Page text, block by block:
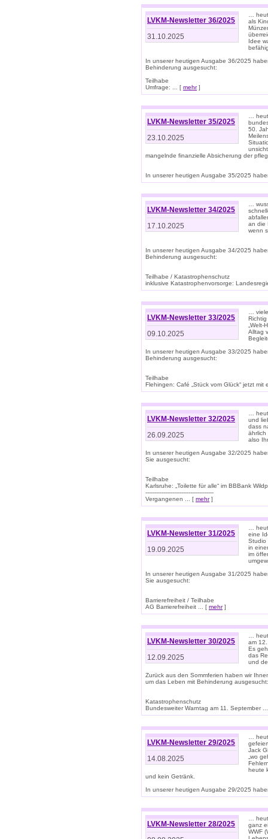
LVKM-Newsletter 36/2025
31.10.2025
…
als
Idee
In unserer heutigen Ausgabe 36/2025
Behinderung ausgesucht:
Teilhabe
Umfrage: ... [ mehr]
LVKM-Newsletter 35/2025
23.10.2025
…
50.
mangelnde finanzielle Absicherung der
In unserer heutigen Ausgabe 35/2025
LVKM-Newsletter 34/2025
17.10.2025
…
an die
wenn
In unserer heutigen Ausgabe 34/2025
Behinderung ausgesucht:
Teilhabe / Katastrophenschutz
inklusive Katastrophenvorsorge:
LVKM-Newsletter 33/2025
09.10.2025
…
Alltag
In unserer heutigen Ausgabe 33/2025
Behinderung ausgesucht:
Teilhabe
Flehingen: Café „Stück vom Glück“ jetzt mit
LVKM-Newsletter 32/2025
26.09.2025
…
und
dass
ährlich
also
In unserer heutigen Ausgabe 32/2025
Sie ausgesucht:
Teilhabe
Karlsruhe: „Toilette für alle“ im BBBank
--------------------------------------
Vergangenen ... [ mehr]
LVKM-Newsletter 31/2025
19.09.2025
…
eine
Studio
in
im
In unserer heutigen Ausgabe 31/2025
Sie ausgesucht:
Barrierefreiheit / Teilhabe
AG Barrierefreiheit ... [ mehr]
LVKM-Newsletter 30/2025
12.09.2025
…
am
Es
das
und
Zurück aus den Sommferien haben wir
um das Leben mit Behinderung ausgesucht:
Katastrophenschutz
Bundesweiter Warntag am 11. September
LVKM-Newsletter 29/2025
14.08.2025
…
Jack
„wo
heute
und kein Getränk.
In unserer heutigen Ausgabe 29/2025
LVKM-Newsletter 28/2025
…
ganz
WWF